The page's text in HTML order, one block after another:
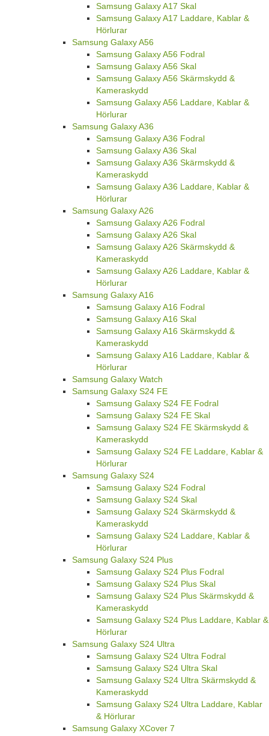
Samsung Galaxy A17 Skal
Samsung Galaxy A17 Laddare, Kablar &
Hörlurar
Samsung Galaxy A56
Samsung Galaxy A56 Fodral
Samsung Galaxy A56 Skal
Samsung Galaxy A56 Skärmskydd &
Kameraskydd
Samsung Galaxy A56 Laddare, Kablar &
Hörlurar
Samsung Galaxy A36
Samsung Galaxy A36 Fodral
Samsung Galaxy A36 Skal
Samsung Galaxy A36 Skärmskydd &
Kameraskydd
Samsung Galaxy A36 Laddare, Kablar &
Hörlurar
Samsung Galaxy A26
Samsung Galaxy A26 Fodral
Samsung Galaxy A26 Skal
Samsung Galaxy A26 Skärmskydd &
Kameraskydd
Samsung Galaxy A26 Laddare, Kablar &
Hörlurar
Samsung Galaxy A16
Samsung Galaxy A16 Fodral
Samsung Galaxy A16 Skal
Samsung Galaxy A16 Skärmskydd &
Kameraskydd
Samsung Galaxy A16 Laddare, Kablar &
Hörlurar
Samsung Galaxy Watch
Samsung Galaxy S24 FE
Samsung Galaxy S24 FE Fodral
Samsung Galaxy S24 FE Skal
Samsung Galaxy S24 FE Skärmskydd &
Kameraskydd
Samsung Galaxy S24 FE Laddare, Kablar &
Hörlurar
Samsung Galaxy S24
Samsung Galaxy S24 Fodral
Samsung Galaxy S24 Skal
Samsung Galaxy S24 Skärmskydd &
Kameraskydd
Samsung Galaxy S24 Laddare, Kablar &
Hörlurar
Samsung Galaxy S24 Plus
Samsung Galaxy S24 Plus Fodral
Samsung Galaxy S24 Plus Skal
Samsung Galaxy S24 Plus Skärmskydd &
Kameraskydd
Samsung Galaxy S24 Plus Laddare, Kablar &
Hörlurar
Samsung Galaxy S24 Ultra
Samsung Galaxy S24 Ultra Fodral
Samsung Galaxy S24 Ultra Skal
Samsung Galaxy S24 Ultra Skärmskydd &
Kameraskydd
Samsung Galaxy S24 Ultra Laddare, Kablar
& Hörlurar
Samsung Galaxy XCover 7